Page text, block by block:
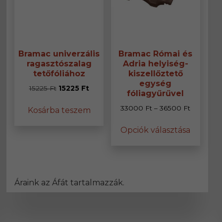
Bramac univerzális
ragasztószalag
tetőfóliához
15225Ft Original
was:
15225 FtCurrent
is:
Kosárba teszem
Bramac Római és
Adria helyiség-
kiszellőztető
egység
fóliagyűrűvel
33000 Ft – 36500 Ft
Opciók választása
Áraink az Áfát tartalmazzák.